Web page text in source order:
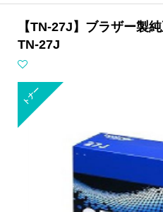
【TN-27J】ブラザー製
TN-27J
トナー